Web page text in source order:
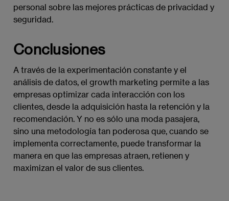
personal sobre las mejores prácticas de privacidad y
seguridad.
Conclusiones
A través de la experimentación constante y el
análisis de datos, el growth marketing permite a las
empresas optimizar cada interacción con los
clientes, desde la adquisición hasta la retención y la
recomendación. Y no es sólo una moda pasajera,
sino una metodología tan poderosa que, cuando se
implementa correctamente, puede transformar la
manera en que las empresas atraen, retienen y
maximizan el valor de sus clientes.